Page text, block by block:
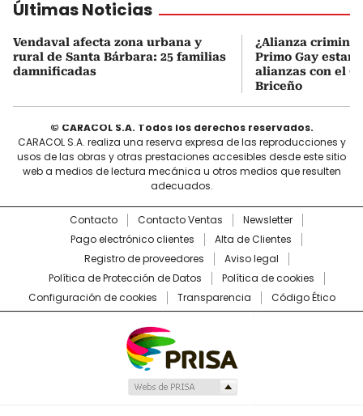
Últimas Noticias
Vendaval afecta zona urbana y
rural de Santa Bárbara: 25 familias
damnificadas
¿Alianza
Primo Gay
alianzas con el
Briceño
© CARACOL S.A. Todos los derechos reservados.
CARACOL S.A. realiza una reserva expresa de las reproducciones y
usos de las obras y otras prestaciones accesibles desde este sitio
web a medios de lectura mecánica u otros medios que resulten
adecuados.
Contacto Contacto Ventas
Newsletter
Pago electrónico clientes
Alta de Clientes
Registro de proveedores
Aviso legal
Política de Protección de Datos
Política de cookies
Configuración de cookies
Transparencia Código Ético